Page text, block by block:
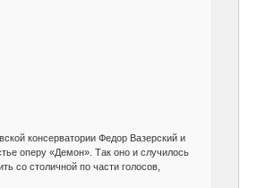
консерватории Федор Вазерский и
оперу «Демон». Так оно и случилось
со столичной по части голосов,